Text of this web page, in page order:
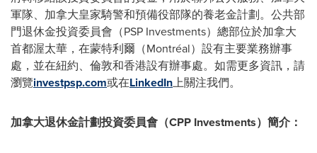
軍隊、加拿大皇家騎警和預備役部隊的養老金計劃。公共部
門退休金投資委員會（PSP Investments）總部位於加拿大
首都渥太華，在蒙特利爾（Montréal）設有主要業務辦事
處，並在紐約、倫敦和香港設有辦事處。如需更多資訊，請
瀏覽investpsp.com或在LinkedIn上關注我們。
加拿大退休金計劃投資委員會（CPP Investments）簡介：